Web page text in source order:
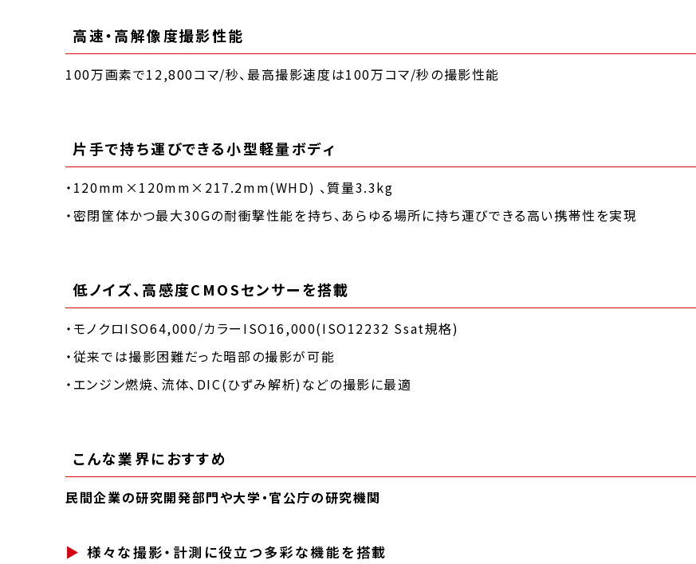
高速・高解像度撮影性能
100万画素で12,800コマ/秒、最高撮影速度は100万コマ/秒の撮影性能
片手で持ち運びできる小型軽量ボディ
・120mm×120mm×217.2mm(WHD) 、質量3.3kg
・密閉筐体かつ最大30Gの耐衝撃性能を持ち、あらゆる場所に持ち運びできる高い携帯性を実現
低ノイズ、高感度CMOSセンサーを搭載
・モノクロISO64,000/カラーISO16,000(ISO12232 Ssat規格)
・従来では撮影困難だった暗部の撮影が可能
・エンジン燃焼、流体、DIC(ひずみ解析)などの撮影に最適
こんな業界におすすめ
民間企業の研究開発部門や大学・官公庁の研究機関
様々な撮影・計測に役立つ多彩な機能を搭載